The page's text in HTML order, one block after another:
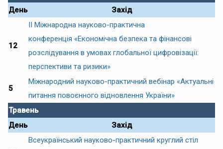
День Захід
12
ІІ Міжнародна науково-практична
конференція «Економічна безпека та фінансові
розслідування в умовах глобальної цифровізації:
перспективи та ризики»
5
Міжнародний науково-практичний вебінар «Актуальні
питання повоєнного відновлення України»
Травень
День
Захід
Всеукраїнський науково-практичний круглий стіл